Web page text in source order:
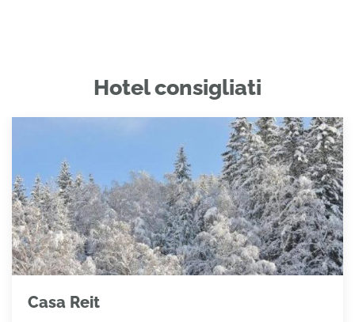
Hotel consigliati
Casa Reit